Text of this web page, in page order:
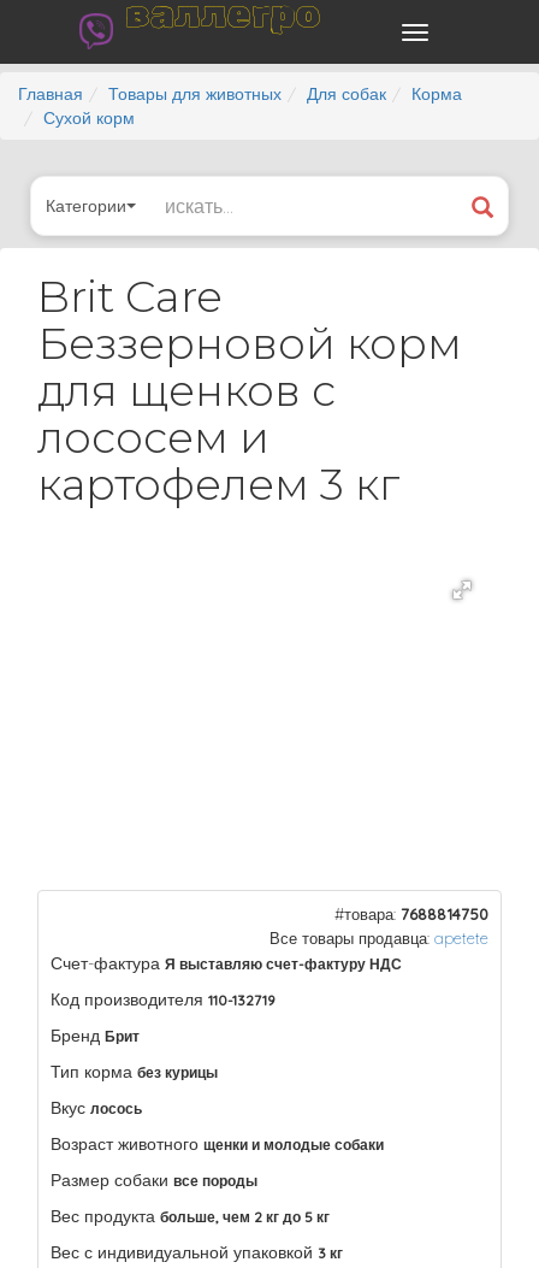
валлегро
Главная Товары для животных Для собак
Корма
Сухой корм
Категории
Brit Care
Беззерновой корм
для щенков с
лососем и
картофелем 3 кг
#товара: 7688814750
Все товары продавца: apetete
Счет-фактура Я выставляю счет-фактуру НДС
Код производителя 110-132719
Бренд Брит
Тип корма без курицы
Вкус лосось
Возраст животного щенки и молодые собаки
Размер собаки все породы
Вес продукта больше, чем 2 кг до 5 кг
Вес с индивидуальной упаковкой 3 кг